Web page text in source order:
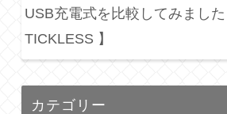
USB充電式を比較してみました
TICKLESS 】
カテゴリー